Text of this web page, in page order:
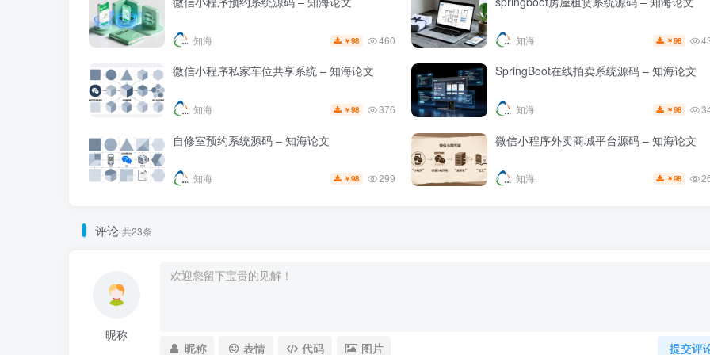
知海 ￥98 460 知海 ￥98
微信小程序私家车位共享系统 – 知海论文
知海 ￥98 376
SpringBoot在线拍卖系统源码 – 知海论文
知海 ￥98
自修室预约系统源码 – 知海论文
知海 ￥98 299
微信小程序外卖商城平台源码 – 知海论文
知海 ￥98
评论 共23条
昵称
提交评
昵称 表情 代码 图片